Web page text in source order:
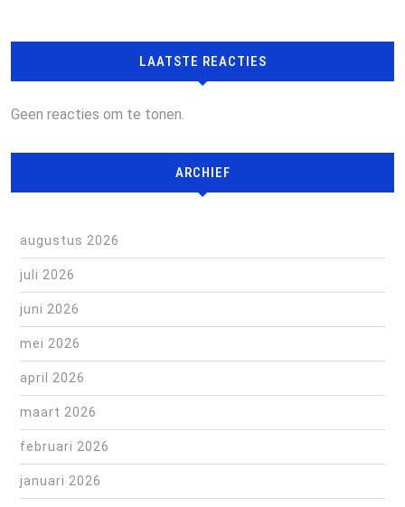
LAATSTE REACTIES
Geen reacties om te tonen.
ARCHIEF
augustus 2026
juli 2026
juni 2026
mei 2026
april 2026
maart 2026
februari 2026
januari 2026